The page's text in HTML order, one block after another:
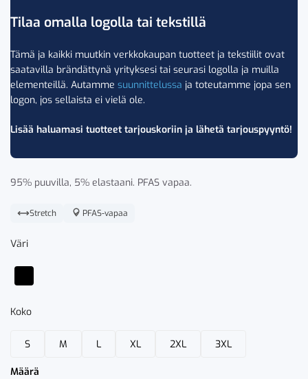
Tilaa omalla logolla tai tekstillä
Tämä ja kaikki muutkin verkkokaupan tuotteet ja tekstiilit ovat
saatavilla brändättynä yrityksesi tai seurasi logolla ja muilla
elementeillä. Autamme suunnittelussa ja toteutamme jopa sen
logon, jos sellaista ei vielä ole.
Lisää haluamasi tuotteet tarjouskoriin ja lähetä tarjouspyyntö!
95% puuvilla, 5% elastaani. PFAS vapaa.
Stretch PFAS-vapaa
Väri
Koko
S M L XL 2XL 3XL
Määrä